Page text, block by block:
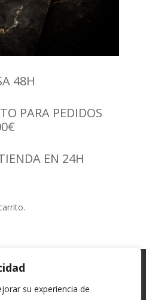
su experiencia de
48H
PARA PEDIDOS
EN 24H
Políticas de Cookies